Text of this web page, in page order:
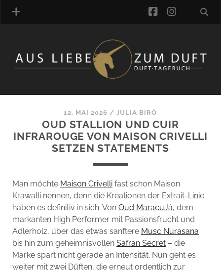
MANUFAKTUREN
KOMMENTARE
KATEGORIEN
ARTIKEL-ARCHIV
ONLINE-SHOP
DAS ALZD-TEAM
facebook
12. MAI 2026 /JULIA BIRÓ
OUD STALLION UND CUIR
INFRAROUGE VON MAISON CRIVELLI
SETZEN STATEMENTS
Man möchte Maison Crivellifast schon Maison
Krawalli nennen, denn die Kreationen der Extrait-Linie
haben es definitiv in sich. Von Oud MaracuJá, dem
markanten High Performer mit Passionsfrucht und
Adlerholz, über das etwas sanftere Musc Nurasana
bis hin zum geheimnisvollen Safran Secret– die
Marke spart nicht gerade an Intensität. Nun geht es
weiter mit zwei Düften, die erneut ordentlich zur